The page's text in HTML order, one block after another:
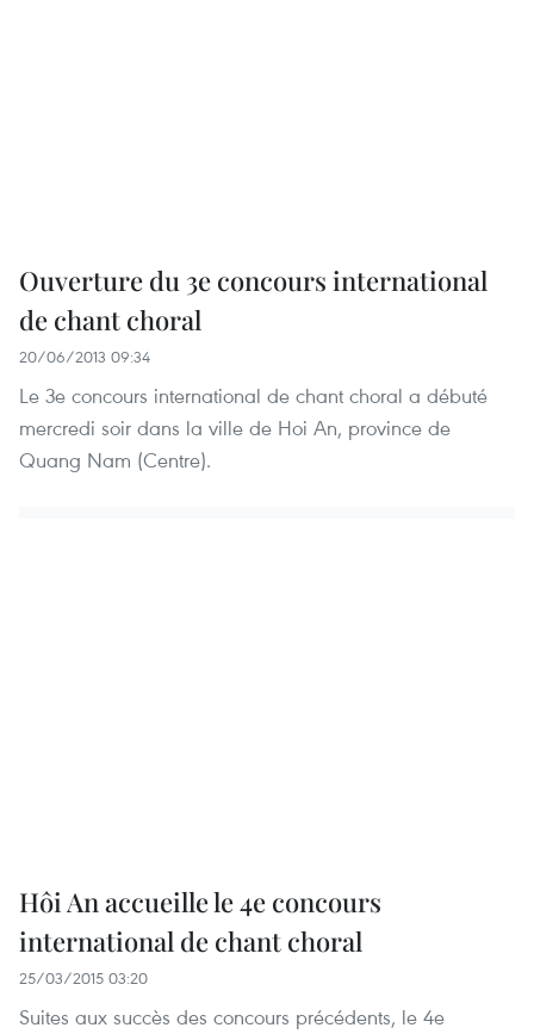
Ouverture du 3e concours international
de chant choral
20/06/2013 09:34
Le 3e concours international de chant choral a débuté
mercredi soir dans la ville de Hoi An, province de
Quang Nam (Centre).
Hôi An accueille le 4e concours
international de chant choral
25/03/2015 03:20
Suites aux succès des concours précédents, le 4e